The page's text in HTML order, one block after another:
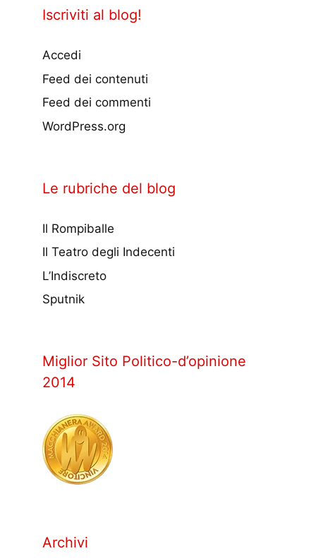
Iscriviti al blog!
Accedi
Feed dei contenuti
Feed dei commenti
WordPress.org
Le rubriche del blog
Il Rompiballe
Il Teatro degli Indecenti
L’Indiscreto
Sputnik
Miglior Sito Politico-d’opinione
2014
Archivi